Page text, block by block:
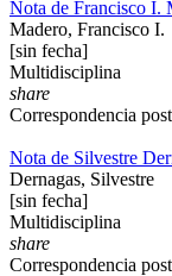
Nota de Francisco I.
Madero, Francisco I.
[sin fecha]
Multidisciplina
share
Correspondencia
Nota de Silvestre
Dernagas, Silvestre
[sin fecha]
Multidisciplina
share
Correspondencia